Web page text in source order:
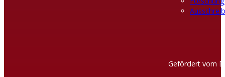
Gefördert vom